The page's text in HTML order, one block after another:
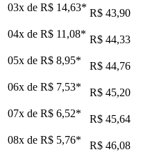
03x de R$ 14,63* R$ 43,90
04x de R$ 11,08* R$ 44,33
05x de R$ 8,95*
R$ 44,76
06x de R$ 7,53*
R$ 45,20
07x de R$ 6,52*
R$ 45,64
08x de R$ 5,76*
R$ 46,08